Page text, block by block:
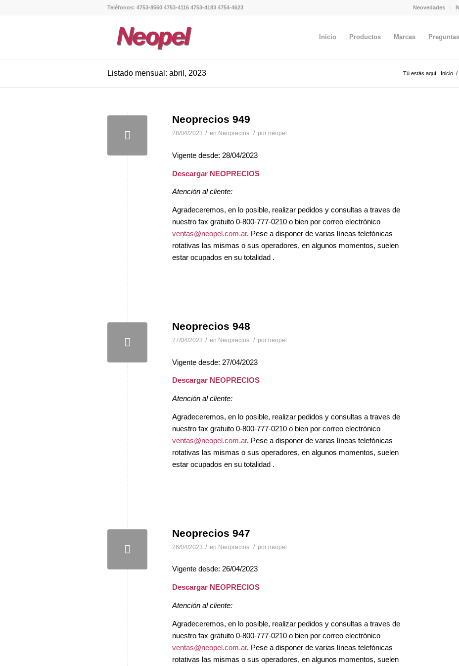
Neovedades
Teléfonos: 4753-8560 4753-4116 4753-4183 4754-4623
Inicio Productos Marcas
Listado mensual: abril, 2023 Tú estás aquí: Inicio /
Neoprecios 949
28/04/2023 / en Neoprecios / por neopel
Vigente desde: 28/04/2023
Descargar NEOPRECIOS
Atención al cliente:
Agradeceremos, en lo posible, realizar pedidos y consultas a traves de
nuestro fax gratuito 0-800-777-0210 o bien por correo electrónico
ventas@neopel.com.ar. Pese a disponer de varias líneas telefónicas
rotativas las mismas o sus operadores, en algunos momentos, suelen
estar ocupados en su totalidad .
Neoprecios 948
27/04/2023 / en Neoprecios / por neopel
Vigente desde: 27/04/2023
Descargar NEOPRECIOS
Atención al cliente:
Agradeceremos, en lo posible, realizar pedidos y consultas a traves de
nuestro fax gratuito 0-800-777-0210 o bien por correo electrónico
ventas@neopel.com.ar. Pese a disponer de varias líneas telefónicas
rotativas las mismas o sus operadores, en algunos momentos, suelen
estar ocupados en su totalidad .
Neoprecios 947
26/04/2023 / en Neoprecios / por neopel
Vigente desde: 26/04/2023
Descargar NEOPRECIOS
Atención al cliente:
Agradeceremos, en lo posible, realizar pedidos y consultas a traves de
nuestro fax gratuito 0-800-777-0210 o bien por correo electrónico
ventas@neopel.com.ar. Pese a disponer de varias líneas telefónicas
rotativas las mismas o sus operadores, en algunos momentos, suelen